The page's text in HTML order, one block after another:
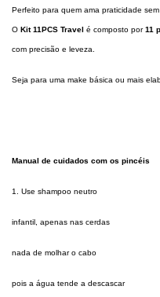
Perfeito para quem ama praticidade
O Kit 11PCS Travel é composto por11
com precisão e leveza.
Seja para uma make básica ou mais
Manual de cuidados com os pincéis
1. Use shampoo neutro
infantil, apenas nas cerdas
nada de molhar o cabo
pois a água tende a descascar